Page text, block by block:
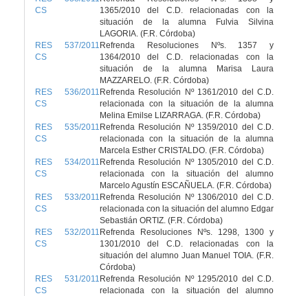
CS
1365/2010 del C.D. relacionadas con la
situación de la alumna Fulvia Silvina
LAGORIA. (F.R. Córdoba)
RES 537/2011
CS
Refrenda Resoluciones Nºs. 1357 y
1364/2010 del C.D. relacionadas con la
situación de la alumna Marisa Laura
MAZZARELO. (F.R. Córdoba)
RES 536/2011
CS
Refrenda Resolución Nº 1361/2010 del C.D.
relacionada con la situación de la alumna
Melina Emilse LIZARRAGA. (F.R. Córdoba)
RES 535/2011
CS
Refrenda Resolución Nº 1359/2010 del C.D.
relacionada con la situación de la alumna
Marcela Esther CRISTALDO. (F.R. Córdoba)
RES 534/2011
CS
Refrenda Resolución Nº 1305/2010 del C.D.
relacionada con la situación del alumno
Marcelo Agustín ESCAÑUELA. (F.R. Córdoba)
RES 533/2011
CS
Refrenda Resolución Nº 1306/2010 del C.D.
relacionada con la situación del alumno Edgar
Sebastián ORTIZ. (F.R. Córdoba)
RES 532/2011
CS
Refrenda Resoluciones Nºs. 1298, 1300 y
1301/2010 del C.D. relacionadas con la
situación del alumno Juan Manuel TOIA. (F.R.
Córdoba)
RES 531/2011
CS
Refrenda Resolución Nº 1295/2010 del C.D.
relacionada con la situación del alumno